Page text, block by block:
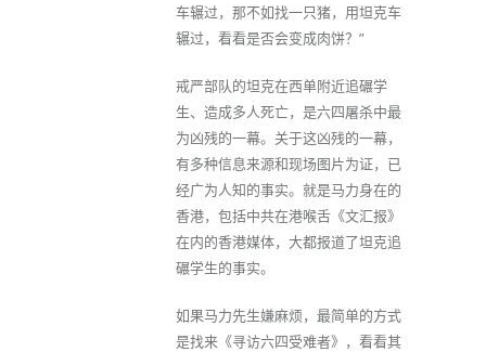
车辗过，那不如找一只猪，用坦克车
辗过，看看是否会变成肉饼？”
戒严部队的坦克在西单附近追碾学
生、造成多人死亡，是六四屠杀中最
为凶残的一幕。关于这凶残的一幕，
有多种信息来源和现场图片为证，已
经广为人知的事实。就是马力身在的
香港，包括中共在港喉舌《文汇报》
在内的香港媒体，大都报道了坦克追
碾学生的事实。
如果马力先生嫌麻烦，最简单的方式
是找来《寻访六四受难者》，看看其